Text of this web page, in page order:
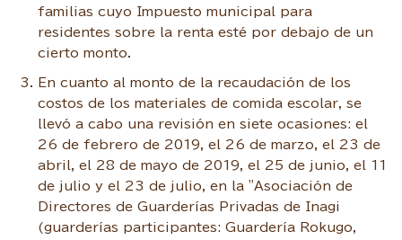
familias cuyo Impuesto municipal para
residentes sobre la renta esté por debajo de un
cierto monto.
En cuanto al monto de la recaudación de los
costos de los materiales de comida escolar, se
llevó a cabo una revisión en siete ocasiones: el
26 de febrero de 2019, el 26 de marzo, el 23 de
abril, el 28 de mayo de 2019, el 25 de junio, el 11
de julio y el 23 de julio, en la "Asociación de
Directores de Guarderías Privadas de Inagi
(guarderías participantes: Guardería Rokugo,